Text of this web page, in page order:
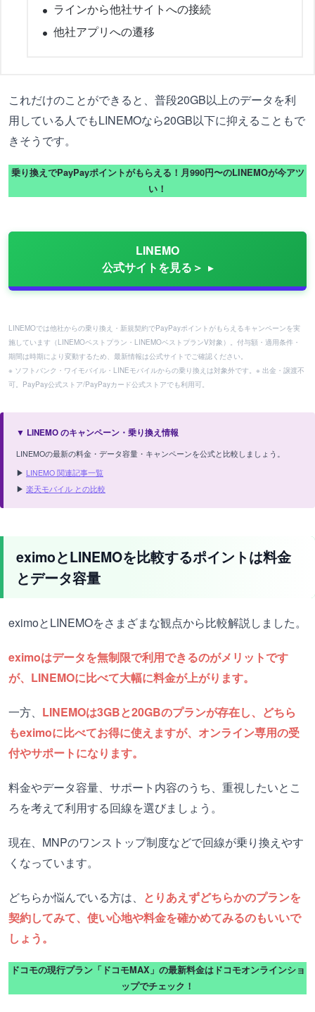
ラインから他社サイトへの接続
他社アプリへの遷移
これだけのことができると、普段20GB以上のデータを利
用している人でもLINEMOなら20GB以下に抑えることもで
きそうです。
乗り換えでPayPayポイントがもらえる！月990円〜のLINEMOが今アツ
い！
LINEMO
公式サイトを見る＞
LINEMOでは他社からの乗り換え・新規契約でPayPayポイントがもらえるキャンペーンを実
施しています（LINEMOベストプラン・LINEMOベストプランV対象）。付与額・適用条件・
期間は時期により変動するため、最新情報は公式サイトでご確認ください。
※ ソフトバンク・ワイモバイル・LINEモバイルからの乗り換えは対象外です。※ 出金・譲渡不
可。PayPay公式ストア/PayPayカード公式ストアでも利用可。
▼ LINEMO のキャンペーン・乗り換え情報
LINEMOの最新の料金・データ容量・キャンペーンを公式と比較しましょう。
▶ LINEMO 関連記事一覧
▶ 楽天モバイル との比較
eximoとLINEMOを比較するポイントは料金
とデータ容量
eximoとLINEMOをさまざまな観点から比較解説しました。
eximoはデータを無制限で利用できるのがメリットです
が、LINEMOに比べて大幅に料金が上がります。
一方、 LINEMOは3GBと20GBのプランが存在し、どちら
もeximoに比べてお得に使えますが、オンライン専用の受
付やサポートになります。
料金やデータ容量、サポート内容のうち、重視したいとこ
ろを考えて利用する回線を選びましょう。
現在、MNPのワンストップ制度などで回線が乗り換えやす
くなっています。
どちらか悩んでいる方は、 とりあえずどちらかのプランを
契約してみて、使い心地や料金を確かめてみるのもいいで
しょう。
ドコモの現行プラン「ドコモMAX」の最新料金はドコモオンラインショ
ップでチェック！